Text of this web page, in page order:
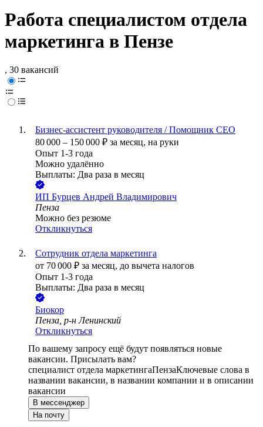
Работа специалистом отдела
маркетинга в Пензе
, 30 вакансий
Бизнес-ассистент руководителя / Помощник СЕО
80 000 – 150 000 ₽ за месяц, на руки
Опыт 1-3 года
Можно удалённо
Выплаты: Два раза в месяц
ИП Бурцев Андрей Владимирович
Пенза
Можно без резюме
Откликнуться
Сотрудник отдела маркетинга
от 70 000 ₽ за месяц, до вычета налогов
Опыт 1-3 года
Выплаты: Два раза в месяц
Биокор
Пенза, р-н Ленинский
Откликнуться
По вашему запросу ещё будут появляться новые
вакансии. Присылать вам?
специалист отдела маркетингаПензаКлючевые слова в
названии вакансии, в названии компании и в описании
вакансии
В мессенджер
На почту